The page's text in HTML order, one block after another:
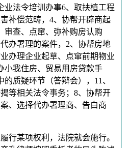
业法令培训办事6、取扶植工程
补偿范畴，4、协帮开辟商起
审查、点窜、弥补购房认购
办署理的案件，2、协帮房地
办理企业起草、点窜前期物业
小我住房、贸易用房贷款手
质疑环节（答辩会），11、
等相关法令事务；8、协帮开
、选择代办署理商、告白商
某项权利，法院就会施行。